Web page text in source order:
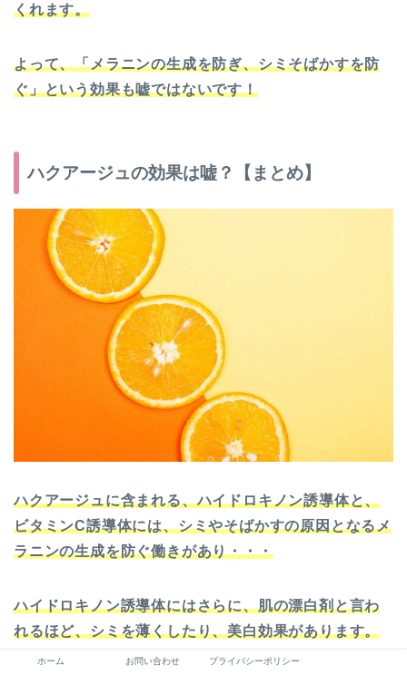
くれます。
よって、「メラニンの生成を防ぎ、シミそばかすを防
ぐ」という効果も嘘ではないです！
ハクアージュの効果は嘘？【まとめ】
ハクアージュに含まれる、ハイドロキノン誘導体と、
ビタミンC誘導体には、シミやそばかすの原因となるメ
ラニンの生成を防ぐ働きがあり・・・
ハイドロキノン誘導体にはさらに、肌の漂白剤と言わ
れるほど、シミを薄くしたり、美白効果があります。
ホーム お問い合わせ プライバシーポリシー